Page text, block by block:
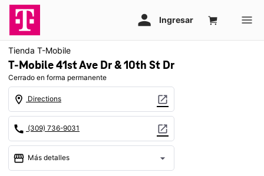
Tienda T-Mobile
T-Mobile 41st Ave Dr & 10th St Dr
Cerrado en forma permanente
location_on Directions open_in_new
call (309) 736-9031 open_in_new
storefront Más detalles arrow_drop_down